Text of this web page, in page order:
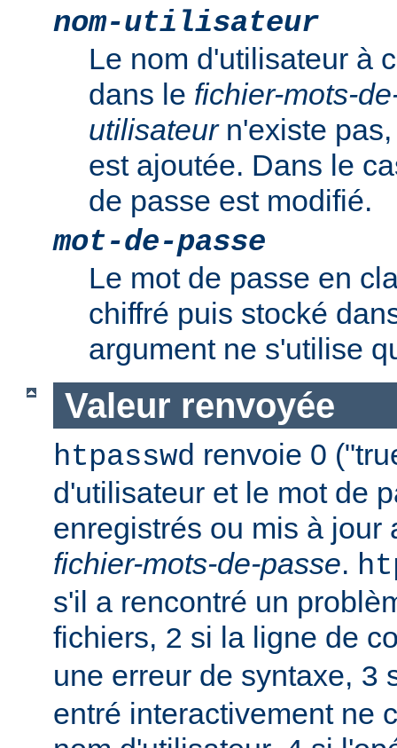
nom-utilisateur
Le nom d'utilisateur à
dans le fichier-mots-
utilisateurn'existe
est ajoutée. Dans le
de passe est modifié.
mot-de-passe
Le mot de passe en
chiffré puis stocké
argument ne s'utilise
Valeur renvoyée
htpasswd renvoie 0
d'utilisateur et le mot de
enregistrés ou mis à jour
fichier-mots-de-passe.
s'il a rencontré un
fichiers, 2 si la ligne de
une erreur de syntaxe, 3
entré interactivement ne